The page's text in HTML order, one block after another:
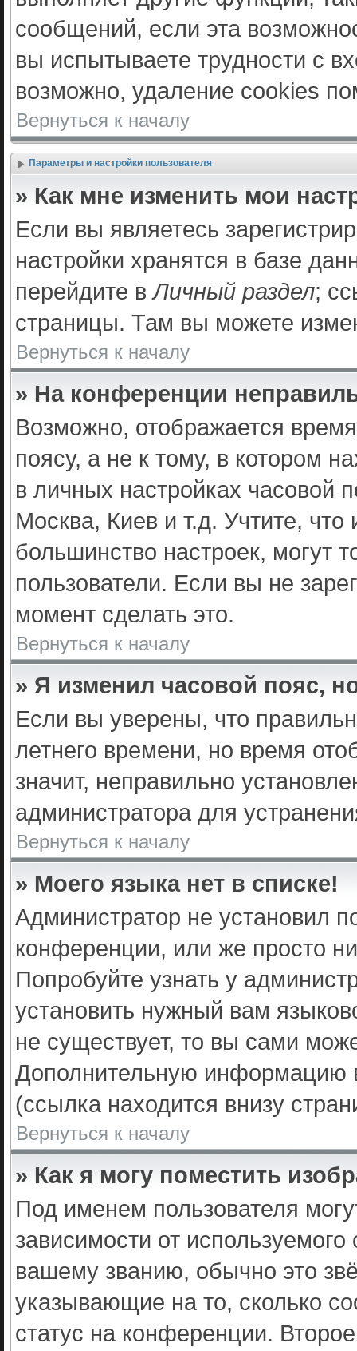
сообщений, если эта
вы испытываете трудности с
возможно, удаление cookies
Вернуться к началу
Параметры и настройки пользователя
» Как мне изменить мои
Если вы являетесь
настройки хранятся в базе
перейдите вЛичный раздел;
страницы. Там вы можете
Вернуться к началу
» На конференции
Возможно, отображается
поясу, а не к тому, в котором
в личных настройках часовой
Москва, Киев и т.д. Учтите, что
большинство настроек, могут
пользователи. Если вы не
момент сделать это.
Вернуться к началу
» Я изменил часовой пояс,
Если вы уверены, что
летнего времени, но время
значит, неправильно
администратора для
Вернуться к началу
» Моего языка нет в списке!
Администратор не установил
конференции, или же просто
Попробуйте узнать у
установить нужный вам
не существует, то вы сами
Дополнительную информацию
(ссылка находится внизу
Вернуться к началу
» Как я могу поместить
Под именем пользователя
зависимости от
вашему званию, обычно это
указывающие на то, сколько
статус на конференции.